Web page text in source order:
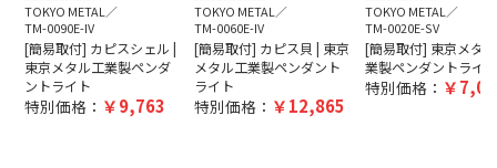
TOKYO METAL
TM-0090E-IV
[簡易取付] カピスシェル |
東京メタル工業製ペンダ
ントライト
特別価格： 9,763
TOKYO METAL
TM-0060E-IV
[簡易取付] カピス貝 | 東京
メタル工業製ペンダント
ライト
特別価格： 12,865
TOKYO METAL
TM-0020E-SV
[簡易取付] 東京メタ
業製ペンダントライト
特別価格：